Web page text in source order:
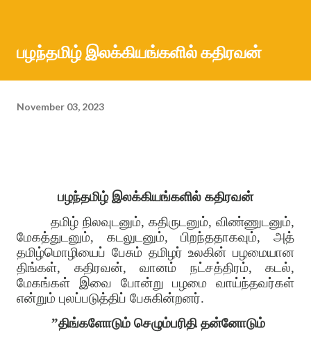
நர்மதா அணை கட்டப்படுவதற்காக கரையோரத்தில் வசித்த மக்கள்
பழந்தமிழ் இலக்கியங்களில் கதிரவன்
November 03, 2023
பழந்தமிழ் இலக்கியங்களில் கதிரவன்
தமிழ் நிலவுடனும், கதிருடனும்,விண்ணுடனும்,
மேகத்துடனும், கடலுடனும்,பிறந்ததாகவும்,அத்
தமிழ்மொழியைப் பேசும் தமிழர் உலகின் பழமையான
திங்கள், கதிரவன், வானம் நட்சத்திரம், கடல்,
மேகங்கள் இவை போன்று பழமை வாய்ந்தவர்கள்
என்றும் புலப்படுத்திப் பேசுகின்றனர்.
”திங்களோடும் செழும்பரிதி தன்னோடும்